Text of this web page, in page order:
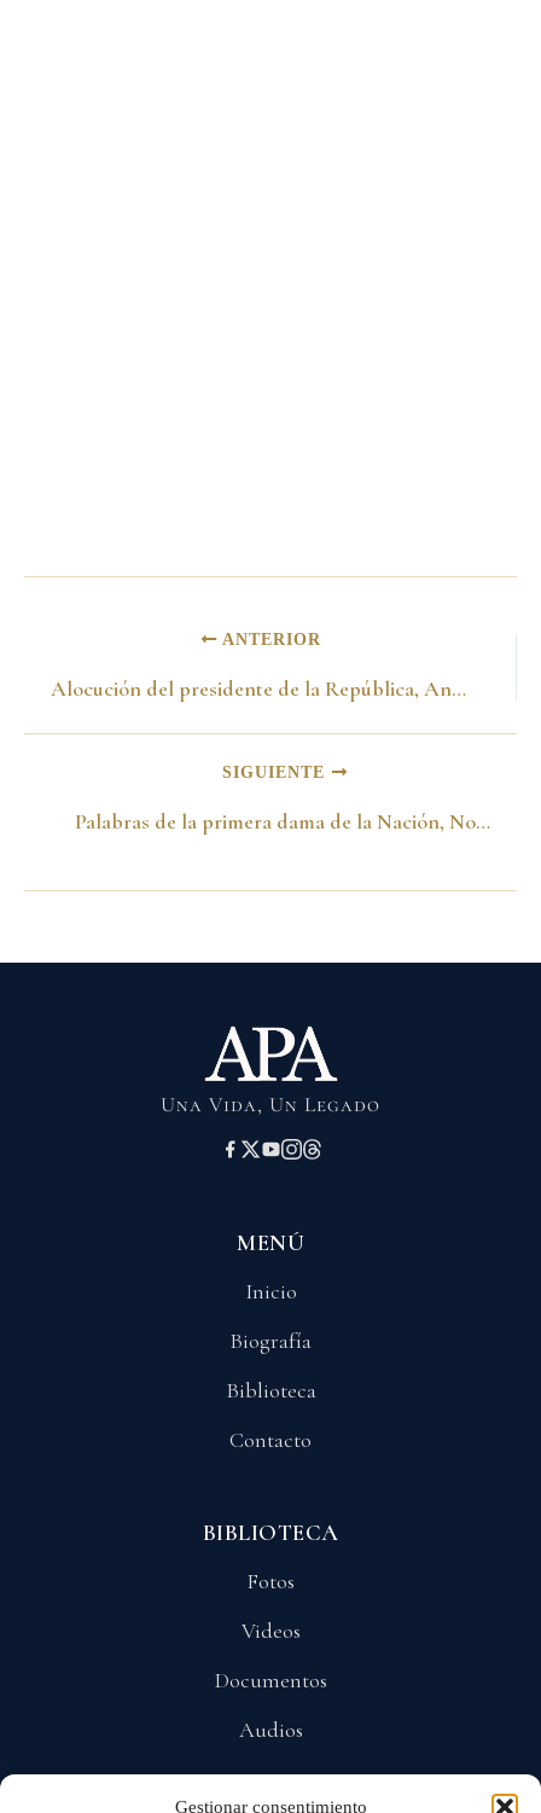
Gestionar consentimiento
ANTERIOR
Alocución del presidente de la República, Andrés Pastrana Arango, sobre la jornada electoral. Bogotá, D.C., 11 de marzo de 2002
SIGUIENTE
Palabras de la primera dama de la Nación, Nohra Puyana de Pastrana, en la ceremonia de entrega del XIV Premio Cafam a la mujer. Bogotá, D.C., 7 de marzo de 2002
Una Vida, Un Legado
MENÚ
Inicio
Biografía
Biblioteca
Contacto
BIBLIOTECA
Fotos
Videos
Documentos
Audios